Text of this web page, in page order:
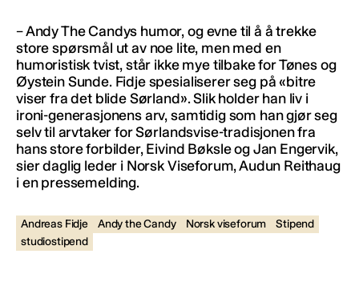
– Andy The Candys humor, og evne til å å trekke
store spørsmål ut av noe lite, men med en
humoristisk tvist, står ikke mye tilbake for Tønes og
Øystein Sunde. Fidje spesialiserer seg på «bitre
viser fra det blide Sørland». Slik holder han liv i
ironi-generasjonens arv, samtidig som han gjør seg
selv til arvtaker for Sørlandsvise-tradisjonen fra
hans store forbilder, Eivind Bøksle og Jan Engervik,
sier daglig leder i Norsk Viseforum, Audun Reithaug
i en pressemelding.
Andreas Fidje Andy the Candy Norsk viseforum
Stipend
studiostipend